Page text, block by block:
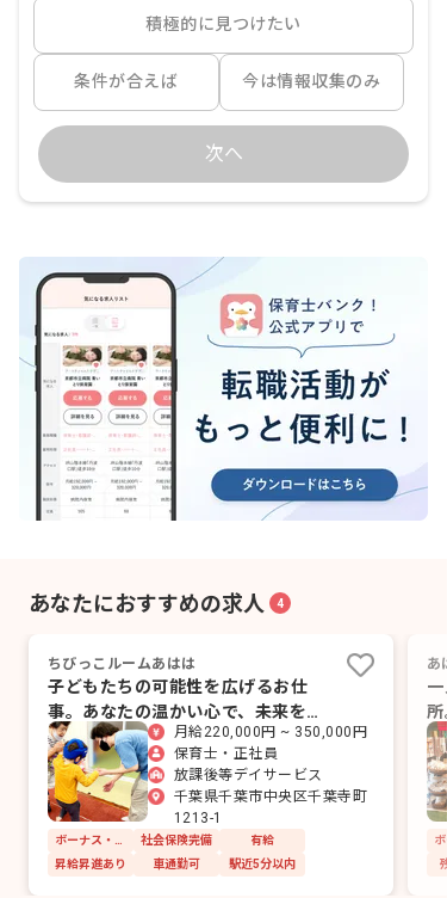
積極的に見つけたい
条件が合えば 今は情報収集のみ
次へ
あなたにおすすめの求人 4
ちびっこルームあはは
子どもたちの可能性を広げるお仕
事。あなたの温かい心で、未来を育
みませんか？
月給220,000円 ~ 350,000円
保育士・正社員
放課後等デイサービス
千葉県千葉市中央区千葉寺町
1213-1
社会保険完備
有給
昇給昇進あり
車通勤可 駅近5分以内
あ